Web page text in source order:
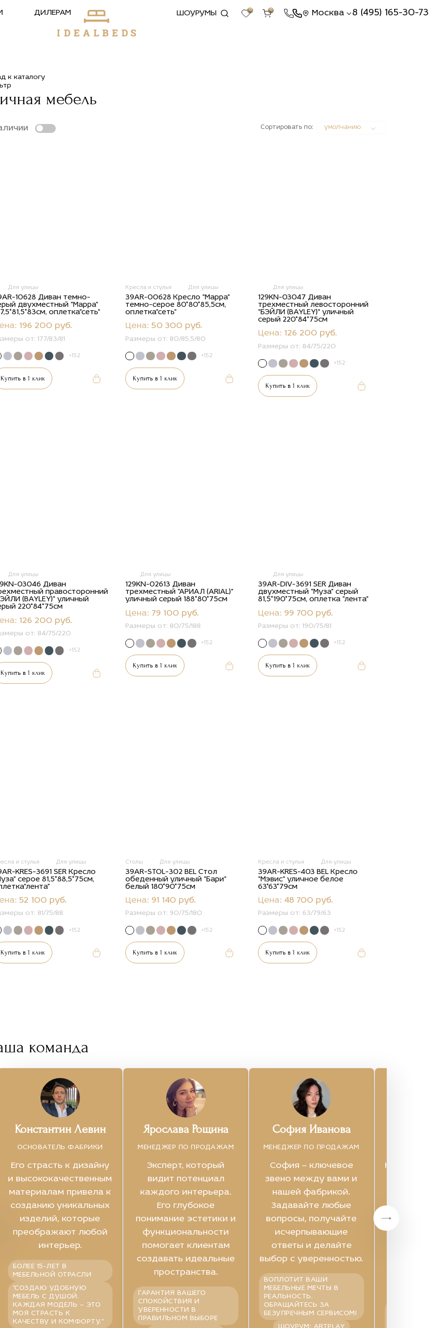
ДИЛЕРАМ ШОУРУМЫ 0 0 Москва 8 (495) 165-30-73
к каталогу
мебель
Сортировать по: умолчанию
Для улицы
10628 Диван темно-
двухместный "Марра"
оплетка"сеть"
196 200 руб.
от: 177/83/81
+152
Купить в 1 клик
Кресла и стулья Для улицы
39AR-00628 Кресло "Марра"
темно-серое 80*80*85,5см,
оплетка"сеть"
Цена: 50 300 руб.
Размеры от: 80/85,5/80
+152
Купить в 1 клик
Для улицы
129KN-03047 Диван
трехместный левосторонний
"БЭЙЛИ (BAYLEY)" уличный
серый 220*84*75см
Цена: 126 200 руб.
Размеры от: 84/75/220
+152
Купить в 1 клик
Для улицы
03046 Диван
правосторонний
(BAYLEY)" уличный
220*84*75см
126 200 руб.
от: 84/75/220
+152
Купить в 1 клик
Для улицы
129KN-02613 Диван
трехместный "АРИАЛ (ARIAL)"
уличный серый 188*80*75см
Цена: 79 100 руб.
Размеры от: 80/75/188
+152
Купить в 1 клик
Для улицы
39AR-DIV-3691 SER Диван
двухместный "Муза" серый
81,5*190*75см, оплетка "лента"
Цена: 99 700 руб.
Размеры от:190/75/81
+152
Купить в 1 клик
и стулья Для улицы
KRES-3691 SER Кресло
серое 81,5*88,5*75см,
52 100 руб.
от: 81/75/88
+152
Купить в 1 клик
Столы Для улицы
39AR-STOL-302 BEL Стол
обеденный уличный "Бари"
белый 180*90*75см
Цена: 91 140 руб.
Размеры от: 90/75/180
+152
Купить в 1 клик
Кресла и стулья Для улицы
39AR-KRES-403 BEL Кресло
"Мэвис" уличное белое
63*63*79см
Цена: 48 700 руб.
Размеры от: 63/79/63
+152
Купить в 1 клик
команда
Константин Левин
ОСНОВАТЕЛЬ ФАБРИКИ
Его страсть к дизайну
и высококачественным
материалам привела к
созданию уникальных
изделий, которые
преображают любой
интерьер.
БОЛЕЕ 15-ЛЕТ В
МЕБЕЛЬНОЙ ОТРАСЛИ
"СОЗДАЮ УДОБНУЮ
МЕБЕЛЬ С ДУШОЙ.
КАЖДАЯ МОДЕЛЬ – ЭТО
МОЯ СТРАСТЬ К
КАЧЕСТВУ И КОМФОРТУ."
Ярослава Рощина
МЕНЕДЖЕР ПО ПРОДАЖАМ
Эксперт, который
видит потенциал
каждого интерьера.
Его глубокое
понимание эстетики и
функциональности
помогает клиентам
создавать идеальные
пространства.
ГАРАНТИЯ ВАШЕГО
СПОКОЙСТВИЯ И
УВЕРЕННОСТИ В
ПРАВИЛЬНОМ ВЫБОРЕ
София Иванова
МЕНЕДЖЕР ПО ПРОДАЖАМ
София – ключевое
звено между вами и
нашей фабрикой.
Задавайте любые
вопросы, получайте
исчерпывающие
ответы и делайте
выбор с уверенностью.
ВОПЛОТИТ ВАШИ
МЕБЕЛЬНЫЕ МЕЧТЫ В
РЕАЛЬНОСТЬ.
ОБРАЩАЙТЕСЬ ЗА
БЕЗУПРЕЧНЫМ СЕРВИСОМ!